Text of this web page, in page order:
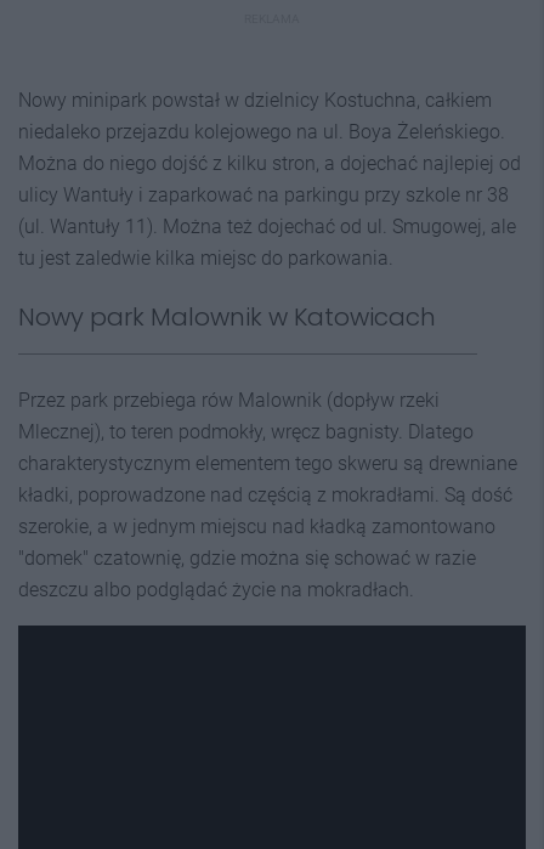
Nowy minipark powstał w dzielnicy Kostuchna, całkiem
niedaleko przejazdu kolejowego na ul. Boya Żeleńskiego.
Można do niego dojść z kilku stron, a dojechać najlepiej od
ulicy Wantuły i zaparkować na parkingu przy szkole nr 38
(ul. Wantuły 11). Można też dojechać od ul. Smugowej, ale
tu jest zaledwie kilka miejsc do parkowania.
Nowy park Malownik w Katowicach
Przez park przebiega rów Malownik (dopływ rzeki
Mlecznej), to teren podmokły, wręcz bagnisty. Dlatego
charakterystycznym elementem tego skweru są drewniane
kładki, poprowadzone nad częścią z mokradłami. Są dość
szerokie, a w jednym miejscu nad kładką zamontowano
"domek" czatownię, gdzie można się schować w razie
deszczu albo podglądać życie na mokradłach.